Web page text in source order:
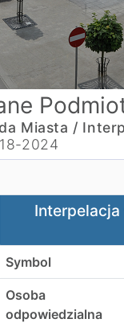
Miasta /
2024
Interpelacja ws
Symbol
Osoba
odpowiedzialna